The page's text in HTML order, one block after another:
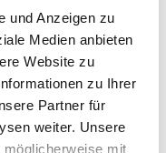
und Anzeigen zu
Medien anbieten
Website zu
zu Ihrer
Partner für
weiter. Unsere
mit
IM